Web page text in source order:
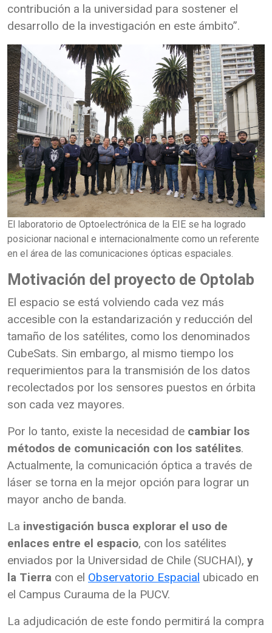
contribución a la universidad para sostener el
desarrollo de la investigación en este ámbito”.
El laboratorio de Optoelectrónica de la EIE se ha logrado
posicionar nacional e internacionalmente como un referente
en el área de las comunicaciones ópticas espaciales.
Motivación del proyecto de Optolab
El espacio se está volviendo cada vez más
accesible con la estandarización y reducción del
tamaño de los satélites, como los denominados
CubeSats. Sin embargo, al mismo tiempo los
requerimientos para la transmisión de los datos
recolectados por los sensores puestos en órbita
son cada vez mayores.
Por lo tanto, existe la necesidad de cambiar los
métodos de comunicación con los satélites.
Actualmente, la comunicación óptica a través de
láser se torna en la mejor opción para lograr un
mayor ancho de banda.
La investigación busca explorar el uso de
enlaces entre el espacio, con los satélites
enviados por la Universidad de Chile (SUCHAI), y
la Tierra con el Observatorio Espacial ubicado en
el Campus Curauma de la PUCV.
La adjudicación de este fondo permitirá la compra